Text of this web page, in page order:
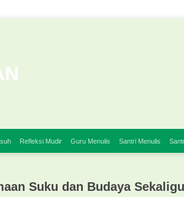
Refleksi Mudir Guru Menulis Santri Menulis
Suku dan Budaya